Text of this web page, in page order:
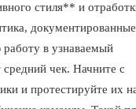
стиля** и
документированные
в узнаваемый
чек. Начните с
и протестируйте их